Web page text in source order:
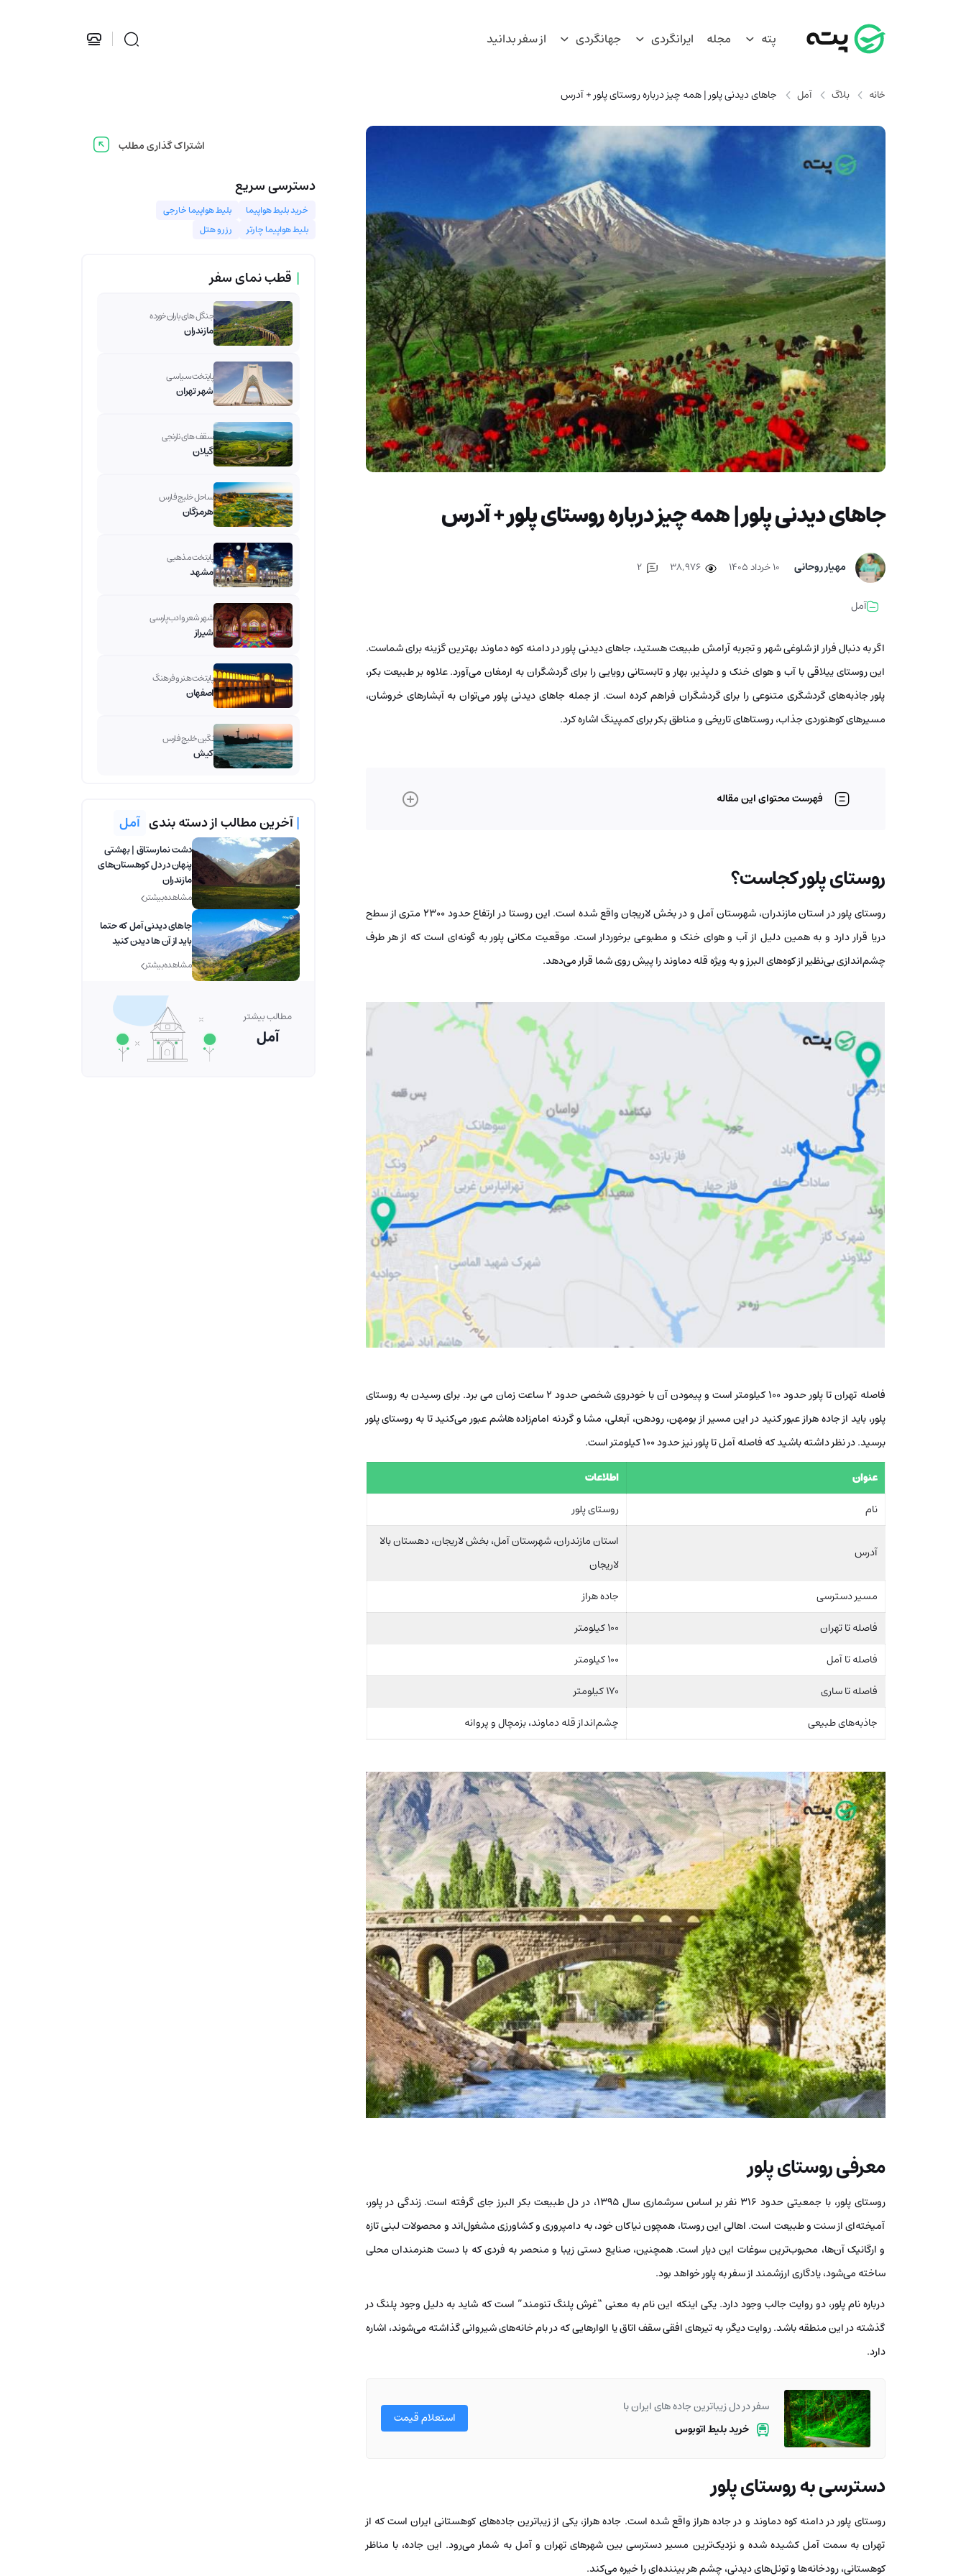
پته مجله ایرانگردی جهانگردی از سفر بدانید
خانه بلاگ آمل جاهای دیدنی پلور | همه چیز درباره روستای پلور + آدرس
جاهای دیدنی پلور | همه چیز درباره روستای پلور + آدرس
مهیار روحانی ۱۰ خرداد ۱۴۰۵ 38,976
2
آمل
اگر به دنبال فرار از شلوغی شهر و تجربه آرامش طبیعت هستید، جاهای دیدنی پلور در دامنه کوه دماوند بهترین گزینه برای شماست.
این روستای ییلاقی با آب و هوای خنک و دلپذیر، بهار و تابستانی رویایی را برای گردشگران به ارمغان می‌آورد. علاوه بر طبیعت بکر،
پلور جاذبه‌های گردشگری متنوعی را برای گردشگران فراهم کرده است. از جمله جاهای دیدنی پلور می‌توان به آبشارهای خروشان،
مسیرهای کوهنوردی جذاب، روستاهای تاریخی و مناطق بکر برای کمپینگ اشاره کرد.
فهرست محتوای این مقاله
روستای پلور کجاست؟
روستای پلور در استان مازندران، شهرستان آمل و در بخش لاریجان واقع شده است. این روستا در ارتفاع حدود ۲۳۰۰ متری از سطح
دریا قرار دارد و به همین دلیل از آب و هوای خنک و مطبوعی برخوردار است. موقعیت مکانی پلور به گونه‌ای است که از هر طرف
چشم‌اندازی بی‌نظیر از کوه‌های البرز و به ویژه قله دماوند را پیش روی شما قرار می‌دهد.
فاصله تهران تا پلور حدود 100 کیلومتر است و پیمودن آن با خودروی شخصی حدود 2 ساعت زمان می برد. برای رسیدن به روستای
پلور، باید از جاده هراز عبور کنید در این مسیر از بومهن، رودهن، آبعلی، مشا و گردنه امام‌زاده هاشم عبور می‌کنید تا به روستای پلور
برسید. در نظر داشته باشید که فاصله آمل تا پلور نیز حدود 100 کیلومتر است.
عنوان
اطلاعات
نام
روستای پلور
آدرس
استان مازندران، شهرستان آمل، بخش لاریجان، دهستان بالا
لاریجان
مسیر دسترسی
جاده هراز
فاصله تا تهران
۱۰۰ کیلومتر
فاصله تا آمل
۱۰۰ کیلومتر
فاصله تا ساری
۱۷۰ کیلومتر
جاذبه‌های طبیعی
چشم‌انداز قله دماوند، بزمچال و پروانه
معرفی روستای پلور
روستای پلور، با جمعیتی حدود 316 نفر بر اساس سرشماری سال 1395، در دل طبیعت بکر البرز جای گرفته است. زندگی در پلور،
آمیخته‌ای از سنت و طبیعت است. اهالی این روستا، همچون نیاکان خود، به دامپروری و کشاورزی مشغول‌اند و محصولات لبنی تازه
و ارگانیک آن‌ها، محبوب‌ترین سوغات این دیار است. همچنین، صنایع دستی زیبا و منحصر به فردی که با دست هنرمندان محلی
ساخته می‌شود، یادگاری ارزشمند از سفر به پلور خواهد بود.
درباره نام پلور، دو روایت جالب وجود دارد. یکی اینکه این نام به معنی “غرش پلنگ تنومند” است که شاید به دلیل وجود پلنگ در
گذشته در این منطقه باشد. روایت دیگر، به تیرهای افقی سقف اتاق یا الوارهایی که در بام خانه‌های شیروانی گذاشته می‌شوند، اشاره
دارد.
سفر در دل زیباترین جاده های ایران با
خرید بلیط اتوبوس
استعلام قیمت
دسترسی به روستای پلور
روستای پلور در دامنه کوه دماوند و در جاده هراز واقع شده است. جاده هراز، یکی از زیباترین جاده‌های کوهستانی ایران است که از
تهران به سمت آمل کشیده شده و نزدیک‌ترین مسیر دسترسی بین شهرهای تهران و آمل به شمار می‌رود. این جاده، با مناظر
کوهستانی، رودخانه‌ها و تونل‌های دیدنی، چشم هر بیننده‌ای را خیره می‌کند.
اشتراک گذاری مطلب
دسترسی سریع
خرید بلیط هواپیما
بلیط هواپیما خارجی
بلیط هواپیما چارتر
رزرو هتل
| قطب نمای سفر
جنگل های باران خورده
مازندران
پایتخت سیاسی
شهر تهران
سقف های نارنجی
گیلان
ساحل خلیج فارس
هرمزگان
پایتخت مذهبی
مشهد
شهر شعر و ادب پارسی
شیراز
پایتخت هنر و فرهنگ
اصفهان
نگین خلیج فارس
کیش
|آخرین مطالب از دسته بندی آمل
دشت نمارستاق | بهشتی
پنهان در دل کوهستان‌های
مازندران
مشاهده بیشتر
جاهای دیدنی آمل که حتما
باید از آن ها دیدن کنید
مشاهده بیشتر
مطالب بیشتر
آمل